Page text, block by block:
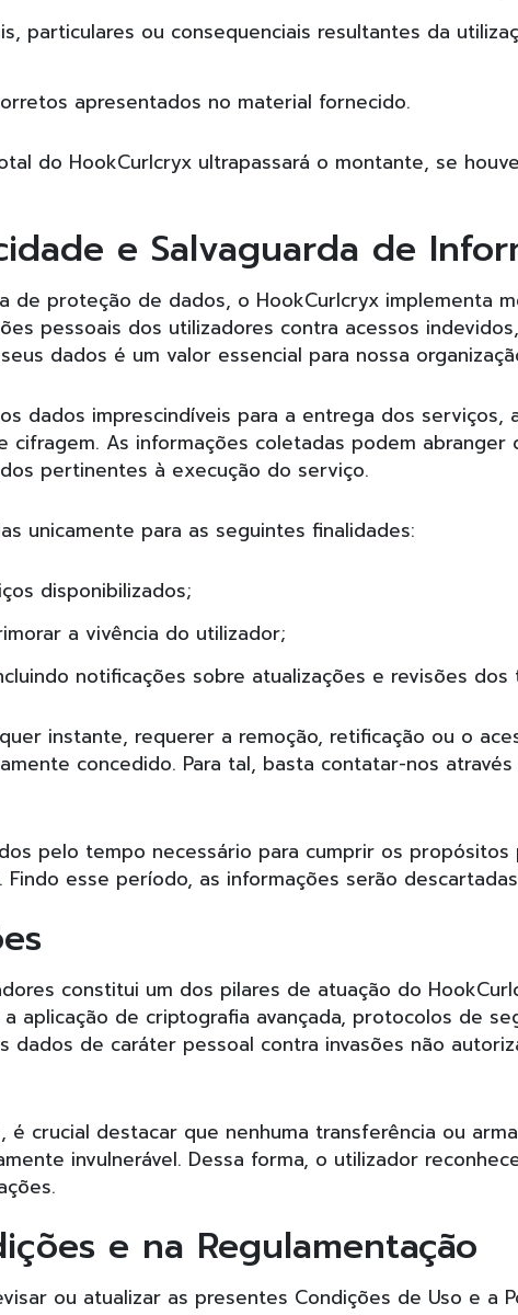
particulares ou consequenciais resultantes da
apresentados no material fornecido.
do HookCurlcryx ultrapassará o montante, se
e Salvaguarda de
de proteção de dados, o HookCurlcryx implementa
pessoais dos utilizadores contra acessos
dados é um valor essencial para nossa
dados imprescindíveis para a entrega dos serviços,
cifragem. As informações coletadas podem
pertinentes à execução do serviço.
unicamente para as seguintes finalidades:
disponibilizados;
a vivência do utilizador;
notificações sobre atualizações e revisões dos
instante, requerer a remoção, retificação ou o
concedido. Para tal, basta contatar-nos
pelo tempo necessário para cumprir os
esse período, as informações serão
constitui um dos pilares de atuação do
aplicação de criptografia avançada, protocolos de
de caráter pessoal contra invasões não
crucial destacar que nenhuma transferência ou
invulnerável. Dessa forma, o utilizador
e na Regulamentação
ou atualizar as presentes Condições de Uso e a